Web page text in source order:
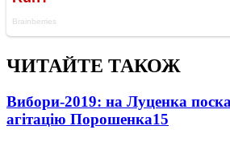
ЧИТАЙТЕ ТАКОЖ
Вибори-2019: на Луценка
агітацію Порошенка15